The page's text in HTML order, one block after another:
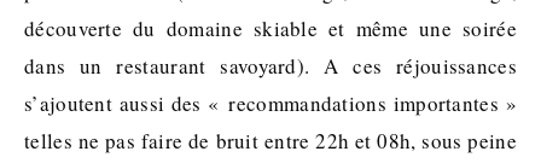
découverte du domaine skiable et même une soirée
dans un restaurant savoyard). A ces réjouissances
s’ajoutent aussi des « recommandations importantes »
telles ne pas faire de bruit entre 22h et 08h, sous peine